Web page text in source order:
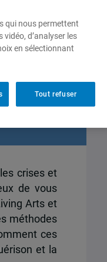
crises et
de vous
Arts et
méthodes
ces
et la
qui nous permettent
d’analyser les
en sélectionnant
Tout refuser